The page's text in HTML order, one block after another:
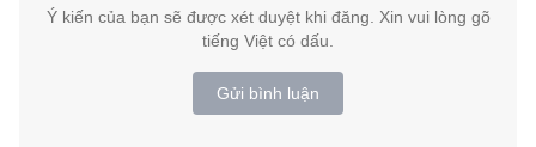
Ý kiến của bạn sẽ được xét duyệt khi đăng. Xin vui lòng gõ
tiếng Việt có dấu.
Gửi bình luận